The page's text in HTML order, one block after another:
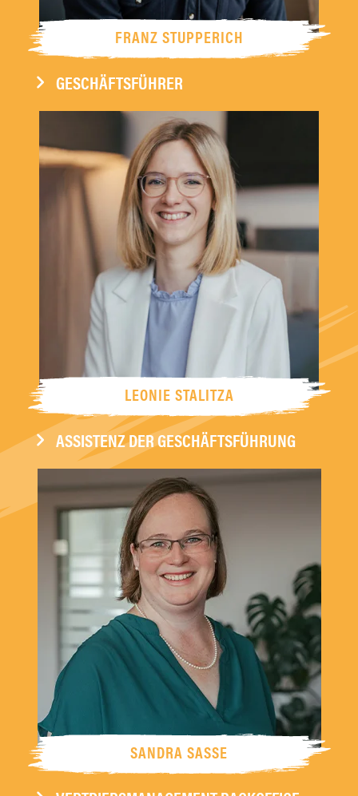
FRANZ STUPPERICH
GESCHÄFTSFÜHRER
LEONIE STALITZA
ASSISTENZ DER GESCHÄFTSFÜHRUNG
SANDRA SASSE